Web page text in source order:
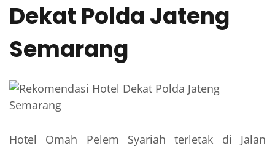
Dekat Polda Jateng
Semarang
Hotel Omah Pelem Syariah terletak di Jalan